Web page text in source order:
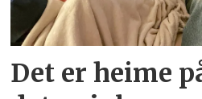
Det er heime